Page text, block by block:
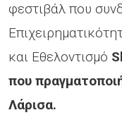
φεστιβάλ που
και Εθελοντισμό
που
Λάρισα.